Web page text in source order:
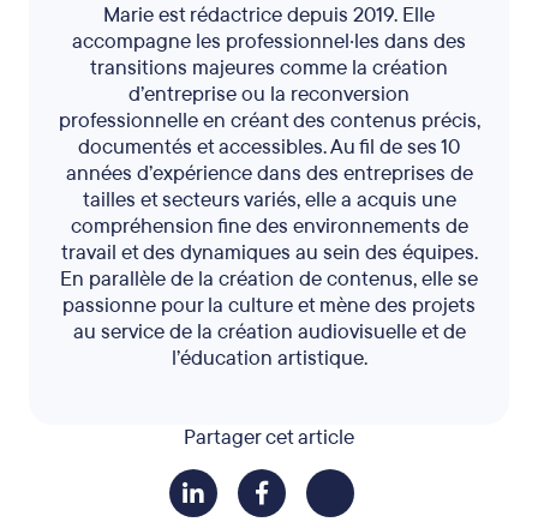
Partager cet article
Marie est rédactrice depuis 2019. Elle
accompagne les professionnel·les dans des
transitions majeures comme la création
d’entreprise ou la reconversion
professionnelle en créant des contenus précis,
documentés et accessibles. Au fil de ses 10
années d’expérience dans des entreprises de
tailles et secteurs variés, elle a acquis une
compréhension fine des environnements de
travail et des dynamiques au sein des équipes.
En parallèle de la création de contenus, elle se
passionne pour la culture et mène des projets
au service de la création audiovisuelle et de
l’éducation artistique.